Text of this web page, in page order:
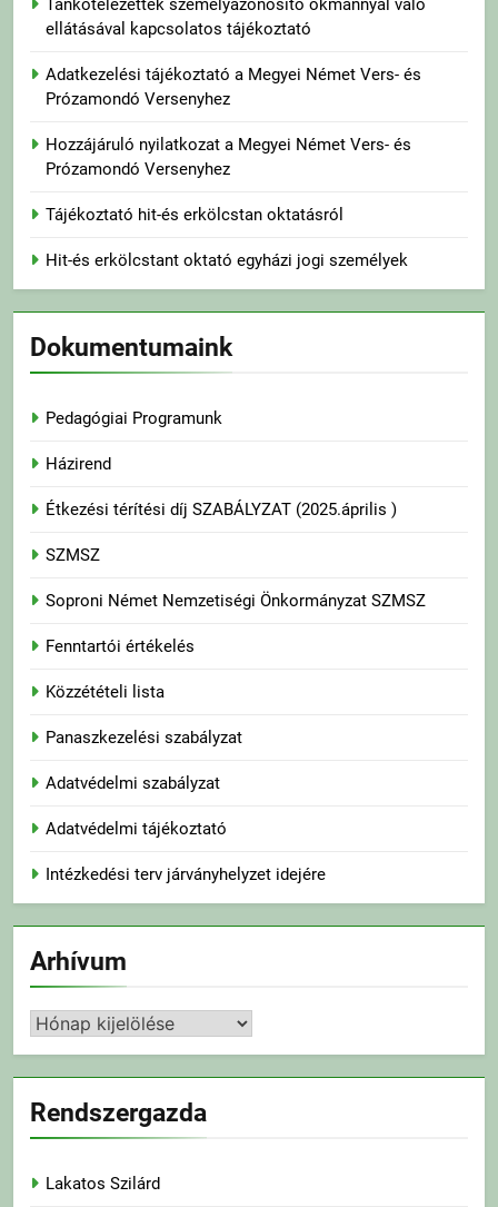
Tankötelezettek személyazonosító okmánnyal való
ellátásával kapcsolatos tájékoztató
Adatkezelési tájékoztató a Megyei Német Vers- és
Prózamondó Versenyhez
Hozzájáruló nyilatkozat a Megyei Német Vers- és
Prózamondó Versenyhez
Tájékoztató hit-és erkölcstan oktatásról
Hit-és erkölcstant oktató egyházi jogi személyek
Dokumentumaink
Pedagógiai Programunk
Házirend
Étkezési térítési díj SZABÁLYZAT (2025.április )
SZMSZ
Soproni Német Nemzetiségi Önkormányzat SZMSZ
Fenntartói értékelés
Közzétételi lista
Panaszkezelési szabályzat
Adatvédelmi szabályzat
Adatvédelmi tájékoztató
Intézkedési terv járványhelyzet idejére
Arhívum
Arhívum
Rendszergazda
Lakatos Szilárd